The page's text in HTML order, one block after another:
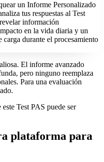
un Informe Personalizado
tus respuestas al Test
información
en la vida diaria y un
durante el procesamiento
El informe avanzado
pero ninguno reemplaza
Para una evaluación
Test PAS puede ser
plataforma para